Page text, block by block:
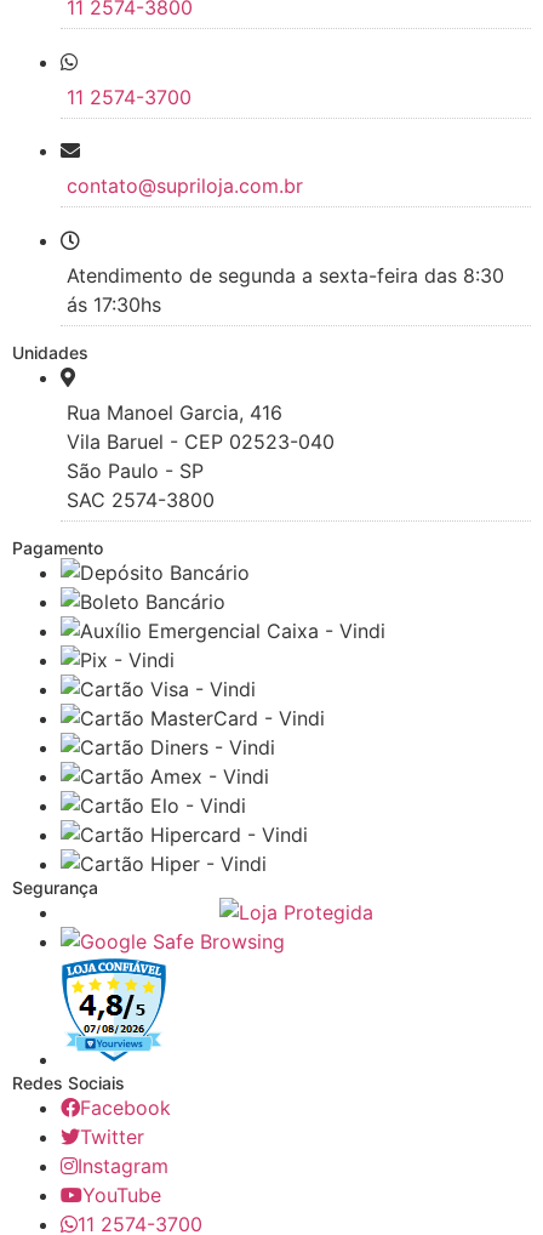
11 2574-3800
11 2574-3700
contato@supriloja.com.br
Atendimento de segunda a sexta-feira das 8:30
ás 17:30hs
Unidades
Rua Manoel Garcia, 416
Vila Baruel - CEP 02523-040
São Paulo - SP
SAC 2574-3800
Pagamento
Segurança
Redes Sociais
Facebook
Twitter
Instagram
YouTube
11 2574-3700